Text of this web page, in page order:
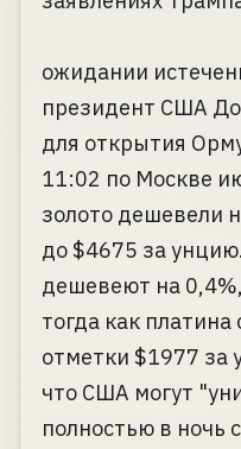
ожидании
президент США
для открытия
11:02 по Москве
золото дешевели
до $4675 за
дешевеют на
тогда как
отметки $1977 за
что США могут
полностью в ночь